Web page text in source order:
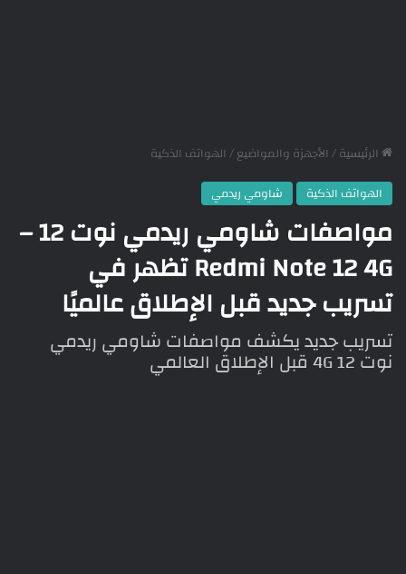
الرئيسية/ الأجهزة والمواضيع/ الهواتف الذكية
الهواتف الذكية
شاومي ريدمي
مواصفات شاومي ريدمي نوت 12 –
Redmi Note 12 4G تظهر في
تسريب جديد قبل الإطلاق عالميًا
تسريب جديد يكشف مواصفات شاومي ريدمي
نوت 12 4G قبل الإطلاق العالمي